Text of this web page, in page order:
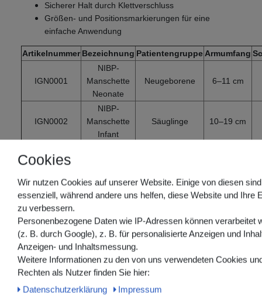
Sicherer Halt durch Klettverschluss
Größen- und Positionsmarkierungen für eine
einfache Anwendung
Artikelnummer Bezeichnung PatientengruppeArmumfang
IGN0001
NIBP-
Manschette
Neonate
Neugeborene 6–11 cm
IGN0002
NIBP-
Manschette
Infant
Säuglinge 10–19 cm
IGN0003
Artikel, die Ihnen ebenfalls gefallen könnten:
Cookies
Wir nutzen Cookies auf unserer Website. Einige von diesen sind
essenziell, während andere uns helfen, diese Website und Ihre
zu verbessern.
Personenbezogene Daten wie IP-Adressen können verarbeitet
(z. B. durch Google), z. B. für personalisierte Anzeigen und
Anzeigen- und Inhaltsmessung.
Weitere Informationen zu den von uns verwendeten Cookies
Rechten als Nutzer finden Sie hier:
Daten­schutz­erklärung
Impressum